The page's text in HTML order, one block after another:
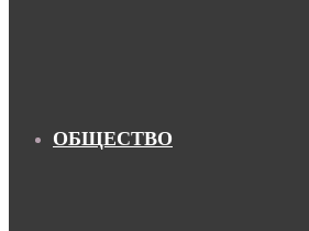
ОБЩЕСТВО